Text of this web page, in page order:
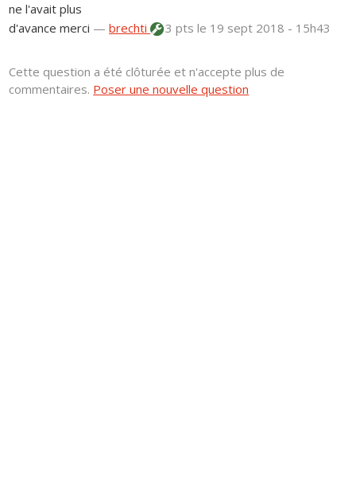
ne l'avait plus
d'avance merci —brechti 3 ptsle 19 sept 2018 - 15h43
Cette question a été clôturée et n'accepte plus de
commentaires. Poser une nouvelle question